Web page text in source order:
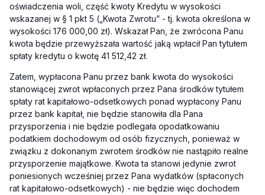
oświadczenia woli, część kwoty Kredytu w wysokości
wskazanej w § 1 pkt 5 („Kwota Zwrotu” - tj. kwota określona w
wysokości 176 000,00 zł). Wskazał Pan, że zwrócona Panu
kwota będzie przewyższała wartość jaką wpłacił Pan tytułem
spłaty kredytu o kwotę 41 512,42 zł.
Zatem, wypłacona Panu przez bank kwota do wysokości
stanowiącej zwrot wpłaconych przez Pana środków tytułem
spłaty rat kapitałowo-odsetkowych ponad wypłacony Panu
przez bank kapitał, nie będzie stanowiła dla Pana
przysporzenia i nie będzie podlegała opodatkowaniu
podatkiem dochodowym od osób fizycznych, ponieważ w
związku z dokonanym zwrotem środków nie nastąpiło realne
przysporzenie majątkowe. Kwota ta stanowi jedynie zwrot
poniesionych wcześniej przez Pana wydatków (spłaconych
rat kapitałowo-odsetkowych) - nie będzie więc dochodem